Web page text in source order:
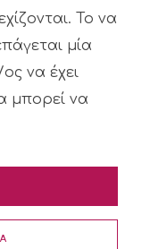
Το να
μία
να έχει
μπορεί να